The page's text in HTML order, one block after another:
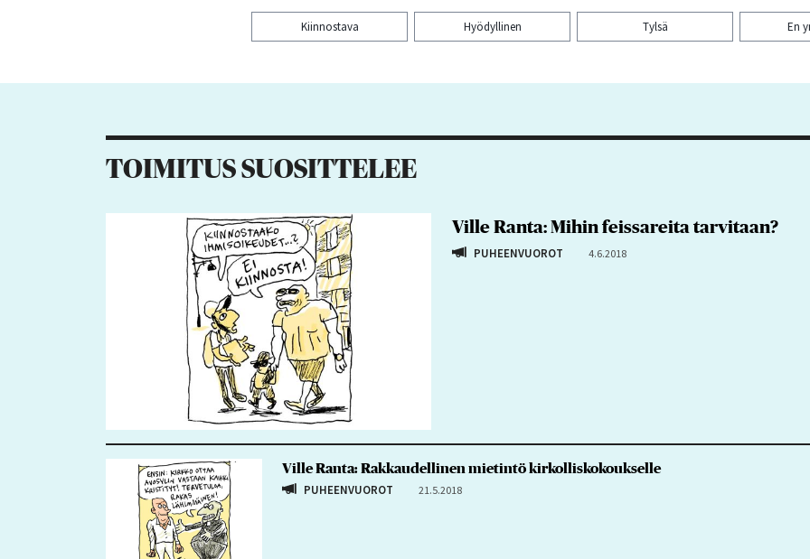
Kiinnostava Hyödyllinen Tylsä En
TOIMITUS SUOSITTELEE
Ville Ranta: Mihin feissareita tarvitaan?
PUHEENVUOROT 4.6.2018
Ville Ranta: Rakkaudellinen mietintö kirkolliskokoukselle
PUHEENVUOROT 21.5.2018